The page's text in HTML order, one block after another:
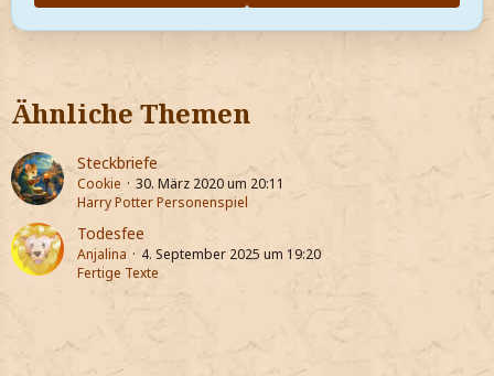
Ähnliche Themen
Steckbriefe
Cookie
30. März 2020 um 20:11
Harry Potter Personenspiel
Todesfee
Anjalina
4. September 2025 um 19:20
Fertige Texte